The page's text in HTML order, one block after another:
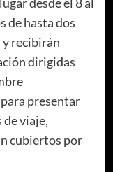
de hasta dos
y recibirán
dirigidas
presentar
de viaje,
cubiertos por